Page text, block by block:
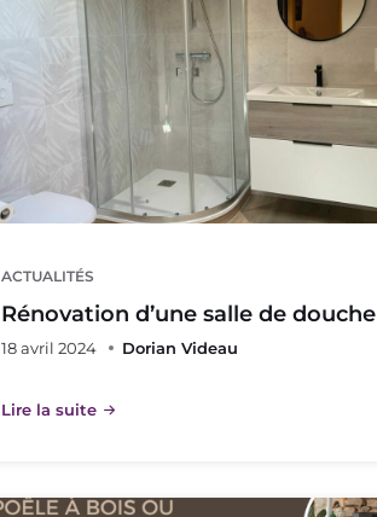
ACTUALITÉS
Rénovation d’une salle de douche
18 avril 2024 Dorian Videau
Lire la suite